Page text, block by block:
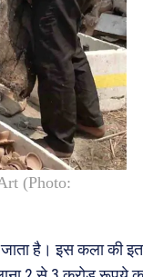
(Photo:
जाता है। इस कला की